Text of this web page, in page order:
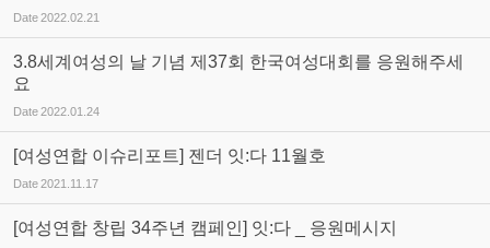
Date2022.02.21
3.8세계여성의 날 기념 제37회 한국여성대회를 응원해주세
요
Date2022.01.24
[여성연합 이슈리포트] 젠더 잇:다 11월호
Date2021.11.17
[여성연합 창립 34주년 캠페인] 잇:다 _ 응원메시지